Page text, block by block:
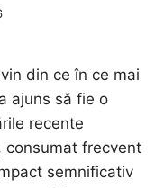
din ce în ce mai
ajuns să fie o
recente
consumat frecvent
semnificativ